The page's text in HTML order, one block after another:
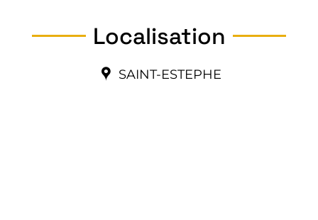
Localisation
SAINT-ESTEPHE